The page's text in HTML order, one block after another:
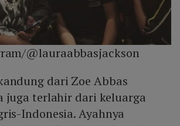
@lauraabbasjackson
dari Zoe Abbas
juga terlahir dari keluarga
Indonesia. Ayahnya